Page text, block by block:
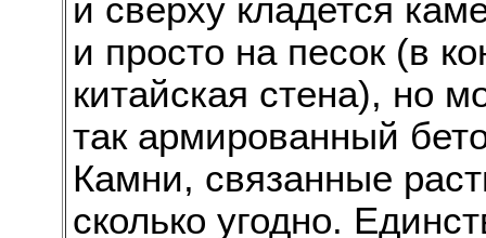
и сверху кладется
и просто на песок (в
китайская стена), но
так армированный
Камни, связанные
сколько угодно.